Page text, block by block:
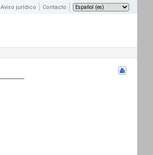
Aviso jurídico Contacto